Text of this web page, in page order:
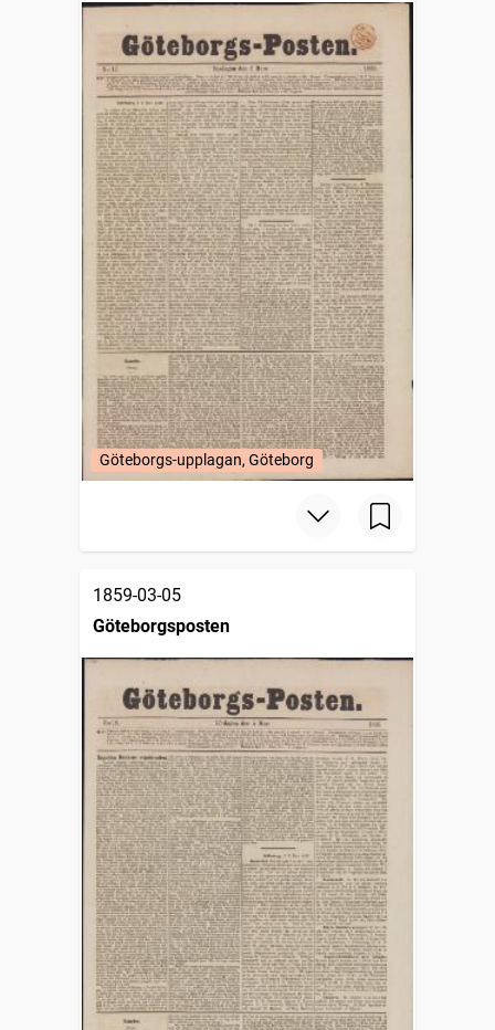
Göteborgs-upplagan, Göteborg
1859-03-05
Göteborgsposten